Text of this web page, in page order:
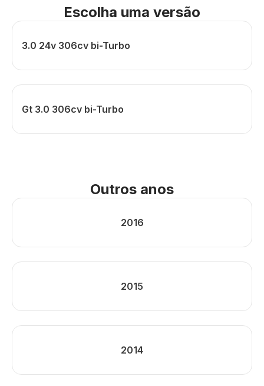
Escolha uma versão
3.0 24v 306cv bi-Turbo
Gt 3.0 306cv bi-Turbo
Outros anos
2016
2015
2014